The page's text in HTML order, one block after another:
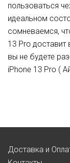
пользоваться
идеальном
сомневаемся,
13 Pro
вы не будете
iPhone 13 Pro (
Доставка и